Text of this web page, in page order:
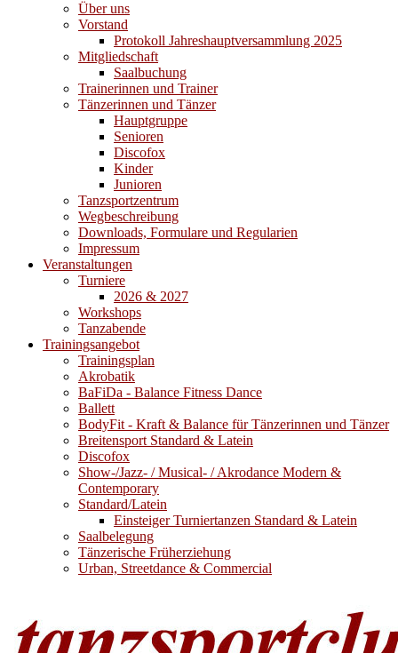
Über uns
Vorstand
Protokoll Jahreshauptversammlung 2025
Mitgliedschaft
Saalbuchung
Trainerinnen und Trainer
Tänzerinnen und Tänzer
Hauptgruppe
Senioren
Discofox
Kinder
Junioren
Tanzsportzentrum
Wegbeschreibung
Downloads, Formulare und Regularien
Impressum
Veranstaltungen
Turniere
2026 & 2027
Workshops
Tanzabende
Trainingsangebot
Trainingsplan
Akrobatik
BaFiDa - Balance Fitness Dance
Ballett
BodyFit - Kraft & Balance für Tänzerinnen und Tänzer
Breitensport Standard & Latein
Discofox
Show-/Jazz- / Musical- / Akrodance Modern &
Contemporary
Standard/Latein
Einsteiger Turniertanzen Standard & Latein
Saalbelegung
Tänzerische Früherziehung
Urban, Streetdance & Commercial